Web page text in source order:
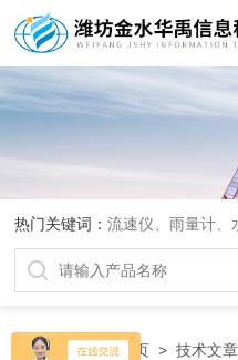
热门关键词：流速仪、雨量计、
当前位置：首页 >技术文章